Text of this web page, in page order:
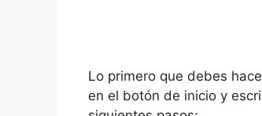
Lo primero que debes
en el botón de inicio y